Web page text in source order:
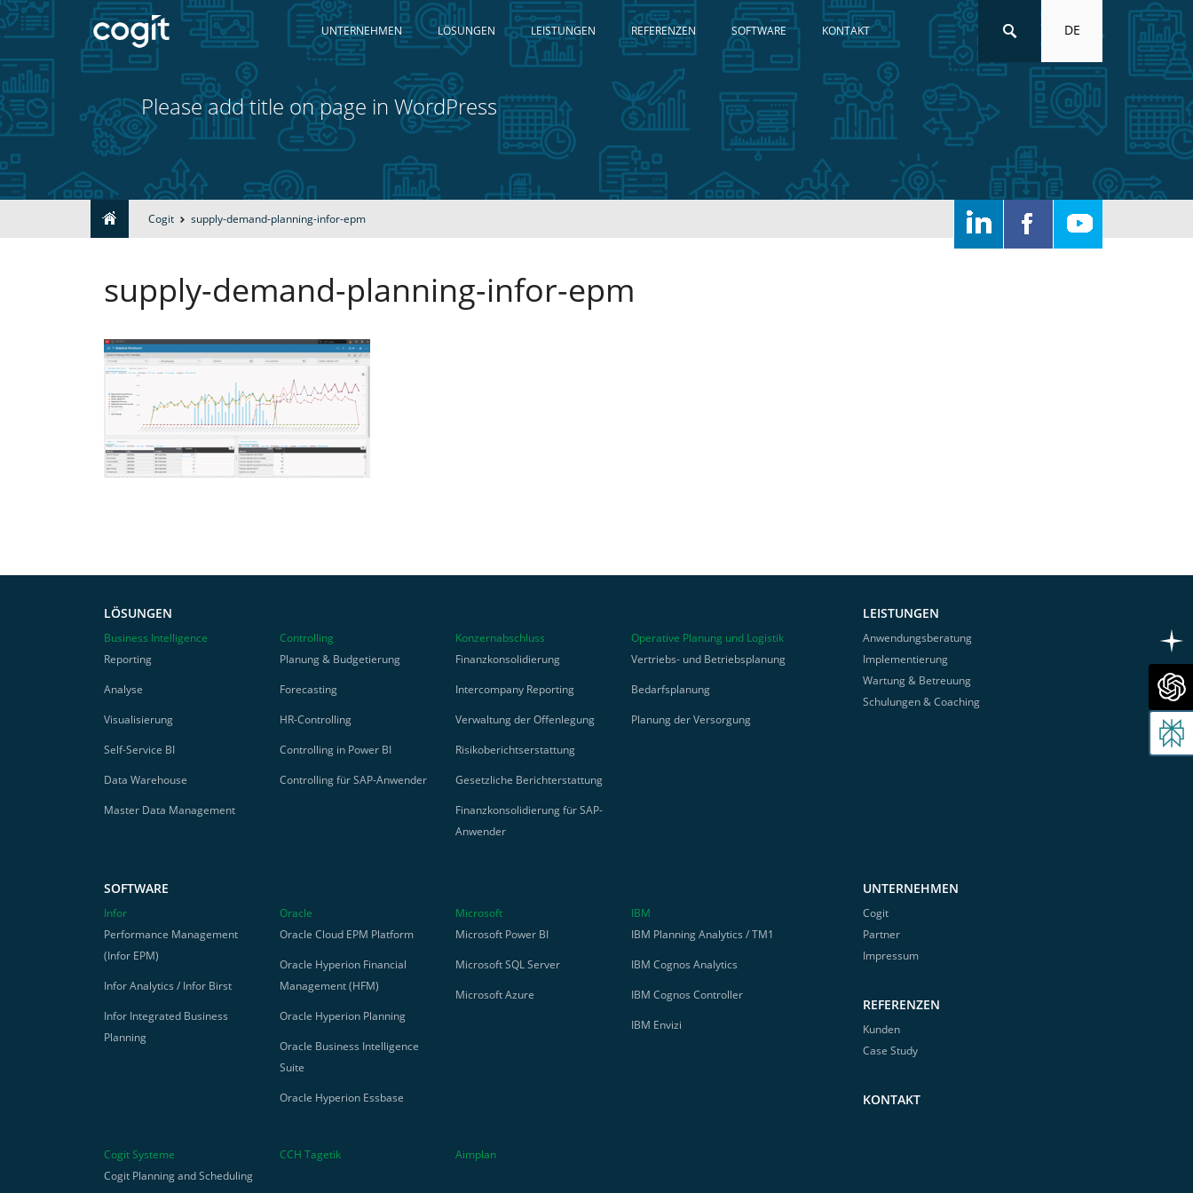
Home
Unternehmen
Lösungen
Leistungen
Referenzen
Software
UNTERNEHMEN LÖSUNGEN LEISTUNGEN REFERENZEN SOFTWARE KONTAKT DE
Please add title on page in WordPress
Cogit supply-demand-planning-infor-epm
supply-demand-planning-infor-epm
LÖSUNGEN
Business Intelligence
Reporting
Analyse
Visualisierung
Self-Service BI
Data Warehouse
Master Data Management
Controlling
Planung & Budgetierung
Forecasting
HR-Controlling
Controlling in Power BI
Controlling für SAP-Anwender
Konzernabschluss
Finanzkonsolidierung
Intercompany Reporting
Verwaltung der Offenlegung
Risikoberichtserstattung
Gesetzliche Berichterstattung
Finanzkonsolidierung für SAP-
Anwender
Operative Planung und Logistik
Vertriebs- und Betriebsplanung
Bedarfsplanung
Planung der Versorgung
LEISTUNGEN
Anwendungsberatung
Implementierung
Wartung & Betreuung
Schulungen & Coaching
SOFTWARE
Infor
Performance Management
(Infor EPM)
Infor Analytics / Infor Birst
Infor Integrated Business
Planning
Oracle
Oracle Cloud EPM Platform
Oracle Hyperion Financial
Management (HFM)
Oracle Hyperion Planning
Oracle Business Intelligence
Suite
Oracle Hyperion Essbase
Microsoft
Microsoft Power BI
Microsoft SQL Server
Microsoft Azure
IBM
IBM Planning Analytics / TM1
IBM Cognos Analytics
IBM Cognos Controller
IBM Envizi
Cogit Systeme
Cogit Planning and Scheduling
CCH Tagetik Aimplan
UNTERNEHMEN
Cogit
Partner
Impressum
REFERENZEN
Kunden
Case Study
KONTAKT